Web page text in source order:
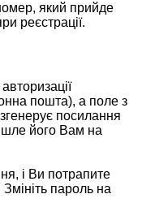
який прийде
реєстрації.
пошта), а поле з
посилання
його Вам на
і Ви потрапите
Змініть пароль на